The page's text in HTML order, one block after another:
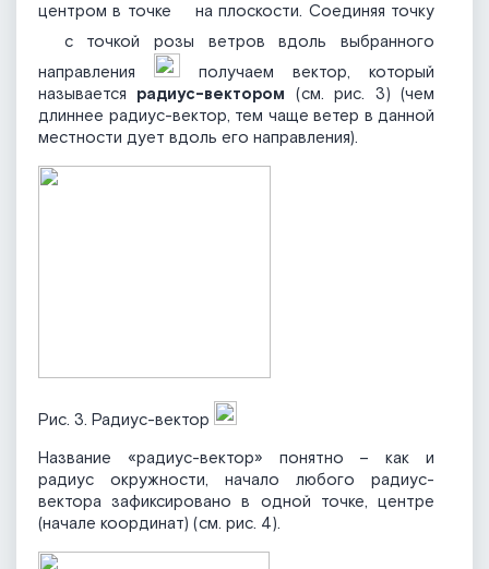
центром в точке
на плоскости. Соединяя точку
с точкой розы ветров вдоль выбранного
направления
получаем вектор, который
называется радиус-вектором (см. рис. 3) (чем
длиннее радиус-вектор, тем чаще ветер в данной
местности дует вдоль его направления).
Рис. 3. Радиус-вектор
Название «радиус-вектор» понятно – как и
радиус окружности, начало любого радиус-
вектора зафиксировано в одной точке, центре
(начале координат) (см. рис. 4).